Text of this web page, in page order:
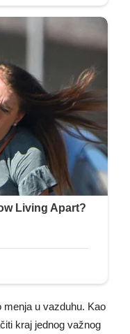
u vazduhu. Kao
kraj jednog važnog